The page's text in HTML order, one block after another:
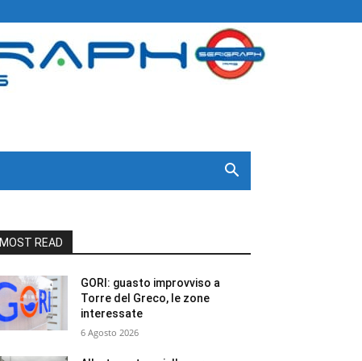
MOST READ
GORI: guasto improvviso a
Torre del Greco, le zone
interessate
6 Agosto 2026